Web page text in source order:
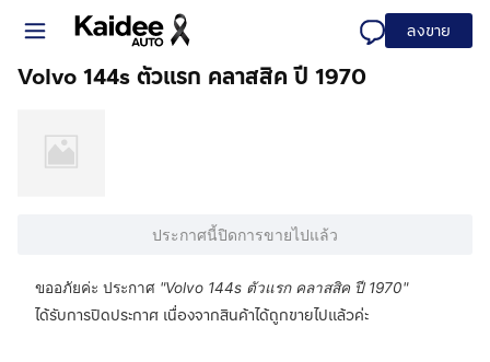
ลงขาย
Volvo 144s ตัวแรก คลาสสิค ปี 1970
ประกาศนี้ปิดการขายไปแล้ว
ขออภัยค่ะ ประกาศ "Volvo 144s ตัวแรก คลาสสิค ปี 1970"
ได้รับการปิดประกาศ เนื่องจากสินค้าได้ถูกขายไปแล้วค่ะ